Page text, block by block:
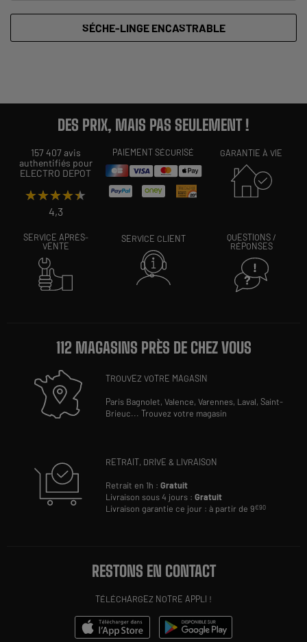
SÉCHE-LINGE ENCASTRABLE
DES PRIX, MAIS PAS SEULEMENT !
157 407 avis
authentifiés pour
ELECTRO DEPOT
★★★★★
★★★★★
4,3
PAIEMENT SÉCURISÉ GARANTIE À VIE
SERVICE APRÈS-
VENTE
SERVICE CLIENT
QUESTIONS /
RÉPONSES
112 MAGASINS PRÈS DE CHEZ VOUS
TROUVEZ VOTRE MAGASIN
Paris Bagnolet,Valence,Varennes, Laval,Saint-
Brieuc...Trouvez votre magasin
RETRAIT, DRIVE & LIVRAISON
Retrait en 1h :Gratuit
Livraison sous 4 jours :Gratuit
Livraison garantie ce jour : à partir de 9€90
RESTONS EN CONTACT
TÉLÉCHARGEZ NOTRE APPLI !